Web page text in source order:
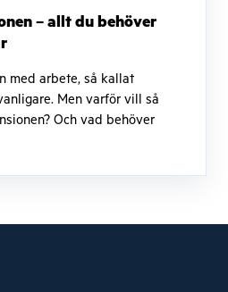
– allt du behöver
med arbete, så kallat
Men varför vill så
Och vad behöver